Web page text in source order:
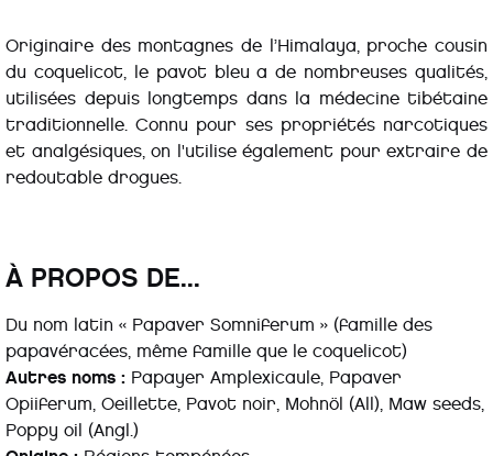
Originaire des montagnes de l’Himalaya, proche cousin
du coquelicot, le pavot bleu a de nombreuses qualités,
utilisées depuis longtemps dans la médecine tibétaine
traditionnelle. Connu pour ses propriétés narcotiques
et analgésiques, on l'utilise également pour extraire de
redoutable drogues.
À PROPOS DE...
Du nom latin « Papaver Somniferum » (famille des
papavéracées, même famille que le coquelicot)
Autres noms : Papayer Amplexicaule, Papaver
Opiiferum, Oeillette, Pavot noir, Mohnöl (All), Maw seeds,
Poppy oil (Angl.)